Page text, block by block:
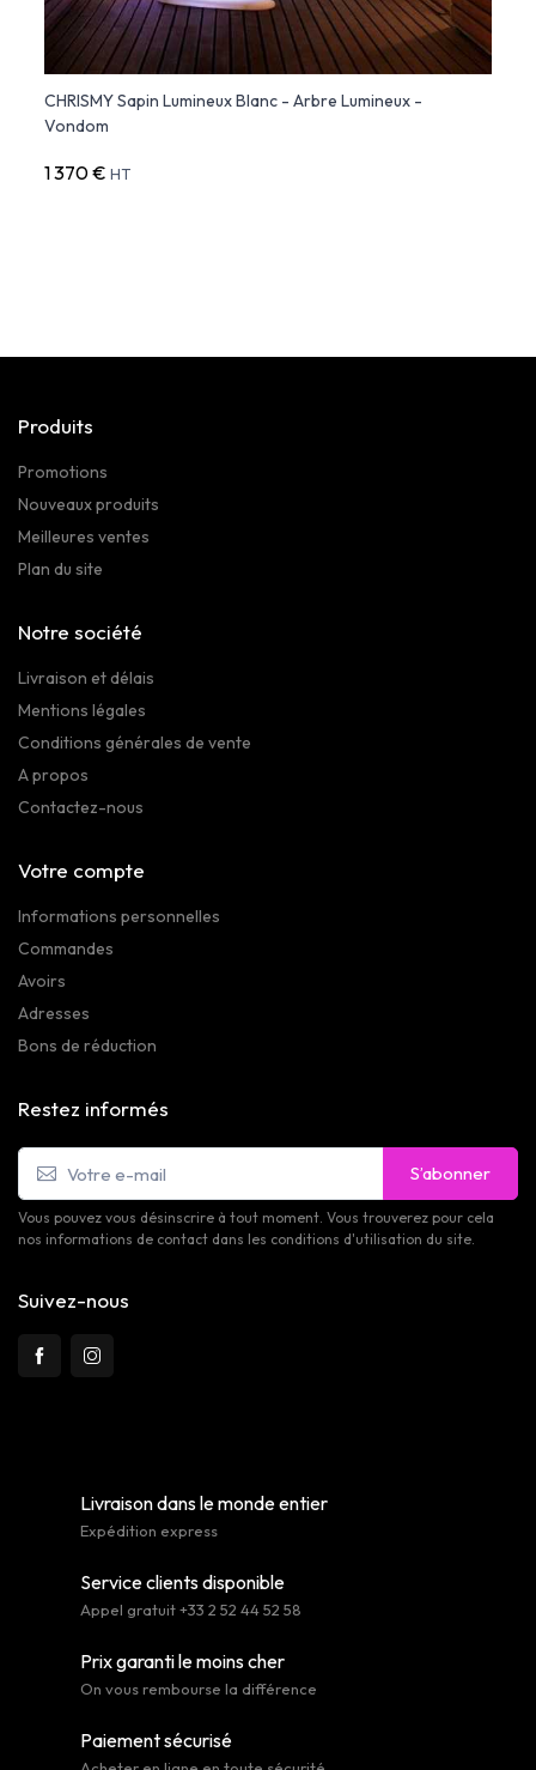
CHRISMY Sapin Lumineux Blanc - Arbre Lumineux -
Vondom
1 370 € HT
Produits
Promotions
Nouveaux produits
Meilleures ventes
Plan du site
Notre société
Livraison et délais
Mentions légales
Conditions générales de vente
A propos
Contactez-nous
Votre compte
Informations personnelles
Commandes
Avoirs
Adresses
Bons de réduction
Restez informés
S’abonner
Vous pouvez vous désinscrire à tout moment. Vous trouverez pour cela
nos informations de contact dans les conditions d'utilisation du site.
Suivez-nous
Livraison dans le monde entier
Expédition express
Service clients disponible
Appel gratuit +33 2 52 44 52 58
Prix garanti le moins cher
On vous rembourse la différence
Paiement sécurisé